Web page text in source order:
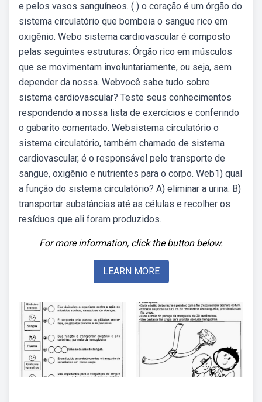
e pelos vasos sanguíneos. ( ) o coração é um órgão do
sistema circulatório que bombeia o sangue rico em
oxigênio. Webo sistema cardiovascular é composto
pelas seguintes estruturas: Órgão rico em músculos
que se movimentam involuntariamente, ou seja, sem
depender da nossa. Webvocê sabe tudo sobre
sistema cardiovascular? Teste seus conhecimentos
respondendo a nossa lista de exercícios e conferindo
o gabarito comentado. Websistema circulatório o
sistema circulatório, também chamado de sistema
cardiovascular, é o responsável pelo transporte de
sangue, oxigênio e nutrientes para o corpo. Web1) qual
a função do sistema circulatório? A) eliminar a urina. B)
transportar substâncias até as células e recolher os
resíduos que ali foram produzidos.
For more information, click the button below.
LEARN MORE